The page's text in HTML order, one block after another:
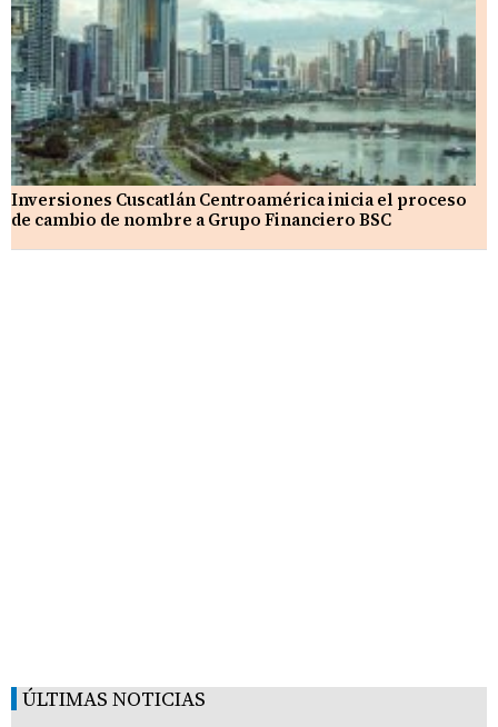
Inversiones Cuscatlán Centroamérica inicia el proceso
de cambio de nombre a Grupo Financiero BSC
ÚLTIMAS NOTICIAS